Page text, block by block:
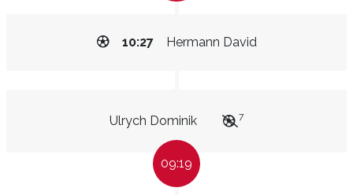
Hermann David
10:27
Ulrych Dominik 7
09:19